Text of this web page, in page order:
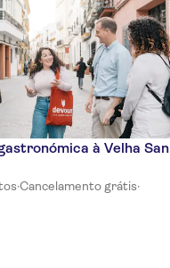
à Velha San
·Cancelamento grátis·